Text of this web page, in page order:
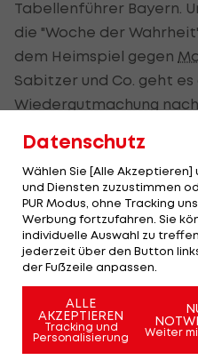
Tabellenführer Bayern.
die "Woche der
dem Heimspiel gegen
Sabitzer und Co. geht
Wiedergutmachung
Barca und Chelsea
ungeschlagen
Datenschutz
Wählen Sie [Alle
und Diensten zuzustimmen
PUR Modus, ohne Tracking
Werbung fortzufahren. Sie
individuelle Auswahl zu
jederzeit über den Button
der Fußzeile anpassen.
ALLE
AKZEPTIEREN
Tracking und
Personalisierung
Weiter